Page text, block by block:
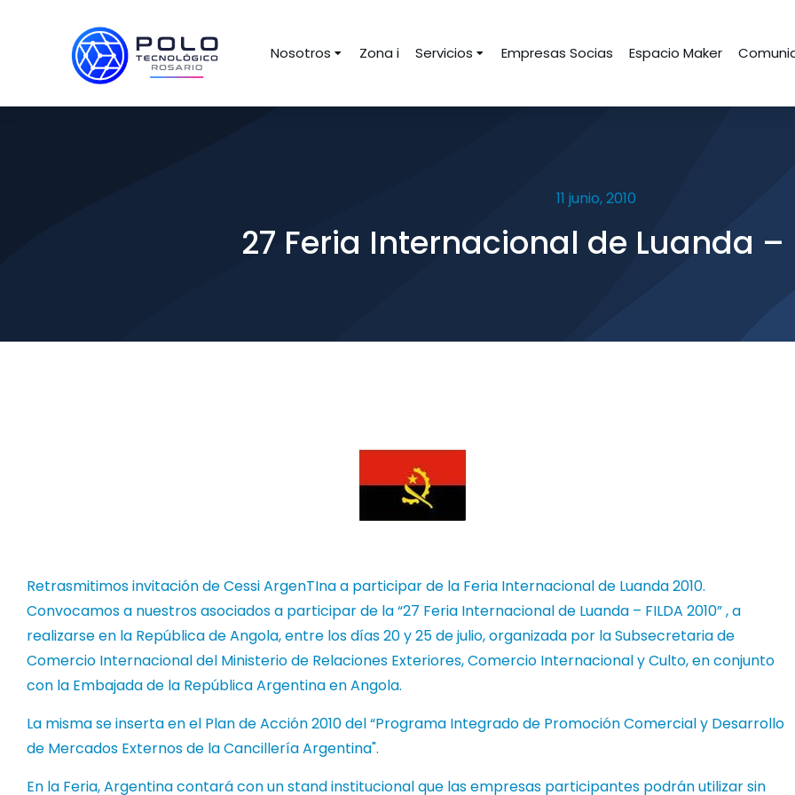
Nosotros Zona i Servicios Empresas Socias Espacio Maker
11 junio, 2010
27 Feria Internacional de Luanda –
Retrasmitimos invitación de Cessi ArgenTIna a participar de la Feria Internacional de Luanda 2010.
Convocamos a nuestros asociados a participar de la “27 Feria Internacional de Luanda – FILDA 2010” , a
realizarse en la República de Angola, entre los días 20 y 25 de julio, organizada por la Subsecretaria de
Comercio Internacional del Ministerio de Relaciones Exteriores, Comercio Internacional y Culto, en conjunto
con la Embajada de la República Argentina en Angola.
La misma se inserta en el Plan de Acción 2010 del “Programa Integrado de Promoción Comercial y Desarrollo
de Mercados Externos de la Cancillería Argentina".
En la Feria, Argentina contará con un stand institucional que las empresas participantes podrán utilizar sin